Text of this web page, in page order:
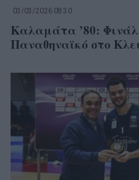
03/03/2026 08:30
Καλαμάτα ’80:
Παναθηναϊκό στο